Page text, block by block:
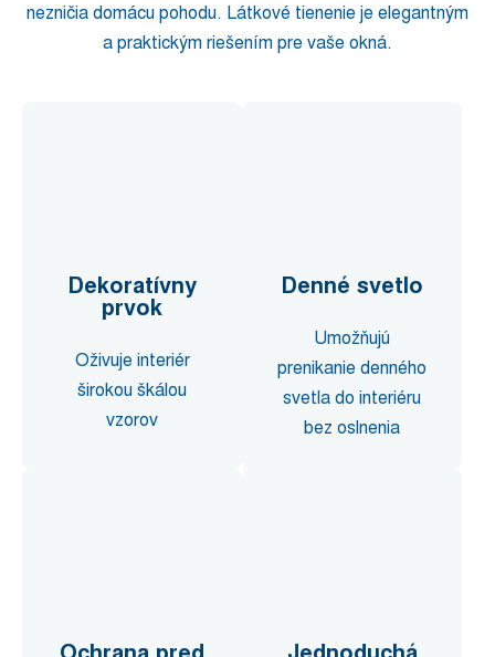
nezničia domácu pohodu. Látkové tienenie je elegantným
a praktickým riešením pre vaše okná.
Dekoratívny
prvok
Oživuje interiér
širokou škálou
vzorov
Denné svetlo
Umožňujú
prenikanie denného
svetla do interiéru
bez oslnenia